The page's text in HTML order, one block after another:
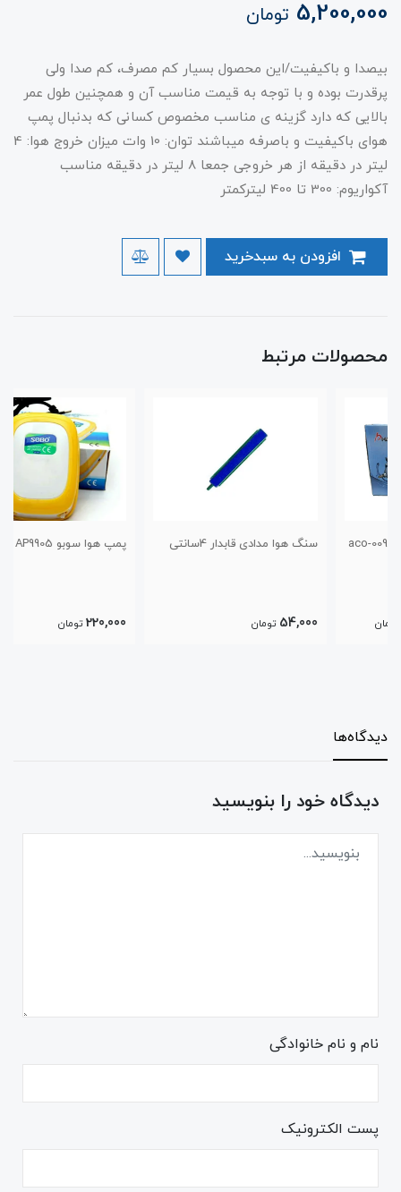
5,200,000 تومان
بیصدا و باکیفیت/این محصول بسیار کم مصرف، کم صدا ولی
پرقدرت بوده و با توجه به قیمت مناسب آن و همچنین طول عمر
بالایی که دارد گزینه ی مناسب مخصوص کسانی که بدنبال پمپ
هوای باکیفیت و باصرفه میباشند توان: 10 وات میزان خروج هوا: 4
لیتر در دقیقه از هر خروجی جمعا 8 لیتر در دقیقه مناسب
آکواریوم: 300 تا 400 لیترکمتر
محصولات مرتبط
سنگ هوا مدادی قابدار 4سانتی
54,000 تومان
پمپ هوا سوبو AP9905
تومان
دیدگاه‌ها
دیدگاه خود را بنویسید
نام و نام خانوادگی
پست الکترونیک